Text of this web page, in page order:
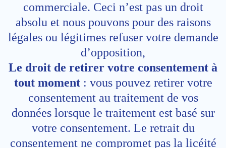
commerciale. Ceci n’est pas un droit
absolu et nous pouvons pour des raisons
légales ou légitimes refuser votre demande
d’opposition,
Le droit de retirer votre consentement à
tout moment: vous pouvez retirer votre
consentement au traitement de vos
données lorsque le traitement est basé sur
votre consentement. Le retrait du
consentement ne compromet pas la licéité